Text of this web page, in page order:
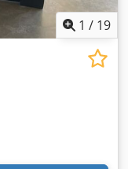
1 / 19